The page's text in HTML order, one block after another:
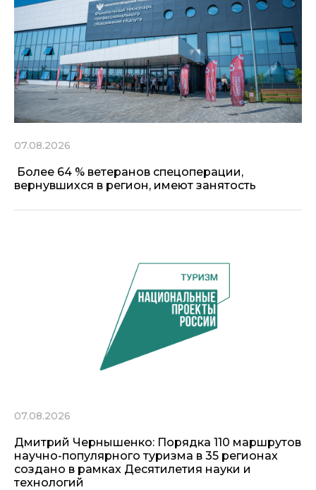
07.08.2026
Более 64 % ветеранов спецоперации,
вернувшихся в регион, имеют занятость
07.08.2026
Дмитрий Чернышенко: Порядка 110 маршрутов
научно-популярного туризма в 35 регионах
создано в рамках Десятилетия науки и
технологий